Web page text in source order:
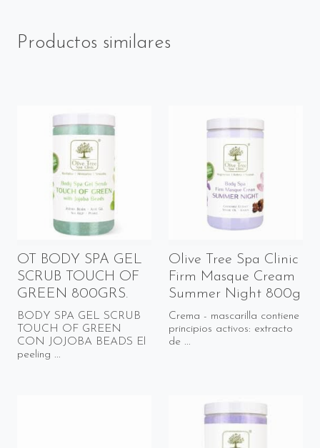
Productos similares
OT BODY SPA GEL
SCRUB TOUCH OF
GREEN 800GRS.
BODY SPA GEL SCRUB
TOUCH OF GREEN
CON JOJOBA BEADS El
peeling ...
Olive Tree Spa Clinic
Firm Masque Cream
Summer Night 800g
Crema - mascarilla contiene
principios activos: extracto
de ...